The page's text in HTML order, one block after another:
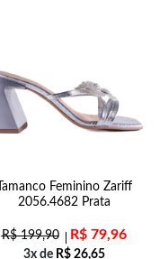
Tamanco Feminino Zariff
2056.4682 Prata
R$199,90 R$79,96
3x de R$26,65